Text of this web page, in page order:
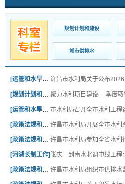
规划计划和建设
城市供排水
[运管和水旱灾害防御]
[规划计划和建设] 聚力水利项目建设 一季度
[运管和水旱灾害防御]
[政策法规和监督]
[政策法规和监督] 许昌市水利局参加全省水利
[河湖长制工作]
[政策法规和监督]